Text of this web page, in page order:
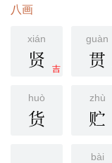
八画
xián
吉
贤
guàn
贯
huò
货
zhù
贮
bài